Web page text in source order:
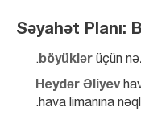
Səyahət Planı:
üçün
Heydər Əliyev
hava limanına